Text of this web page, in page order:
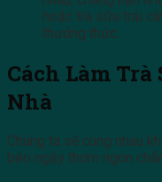
hoặc trà sữa trái
thưởng thức.
Cách Làm Trà
Nhà
Chúng ta sẽ cùng nhau
béo ngậy thơm ngon